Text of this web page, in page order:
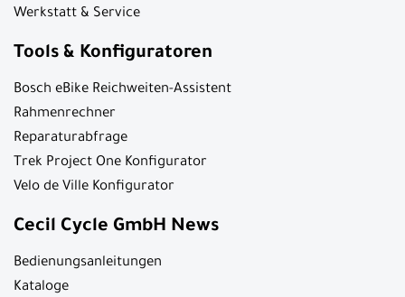
Werkstatt & Service
Tools & Konfiguratoren
Bosch eBike Reichweiten-Assistent
Rahmenrechner
Reparaturabfrage
Trek Project One Konfigurator
Velo de Ville Konfigurator
Cecil Cycle GmbH News
Bedienungsanleitungen
Kataloge